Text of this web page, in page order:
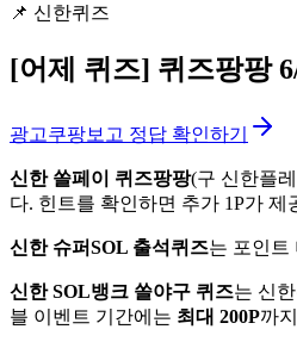
📌 신한퀴즈
[어제 퀴즈] 퀴즈팡팡
광고쿠팡보고 정답 확인하기
신한 쏠페이 퀴즈팡팡(구 신한플
다. 힌트를 확인하면 추가 1P가 제
신한 슈퍼SOL 출석퀴즈는 포인트
신한 SOL뱅크 쏠야구 퀴즈는 신
블 이벤트 기간에는 최대 200P까